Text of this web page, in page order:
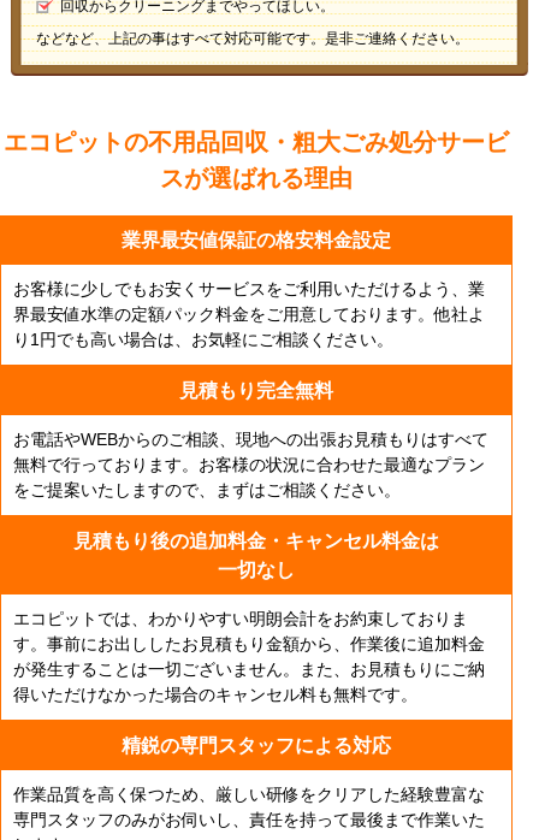
回収からクリーニングまでやってほしい。
などなど、上記の事はすべて対応可能です。是非ご連絡ください。
エコピットの不用品回収・粗大ごみ処分サービ
スが選ばれる理由
業界最安値保証の格安料金設定
お客様に少しでもお安くサービスをご利用いただけるよう、業
界最安値水準の定額パック料金をご用意しております。他社よ
り1円でも高い場合は、お気軽にご相談ください。
見積もり完全無料
お電話やWEBからのご相談、現地への出張お見積もりはすべて
無料で行っております。お客様の状況に合わせた最適なプラン
をご提案いたしますので、まずはご相談ください。
見積もり後の追加料金・ キャンセル料金は
一切なし
エコピットでは、わかりやすい明朗会計をお約束しておりま
す。事前にお出ししたお見積もり金額から、作業後に追加料金
が発生することは一切ございません。また、お見積もりにご納
得いただけなかった場合のキャンセル料も無料です。
精鋭の専門スタッフによる対応
作業品質を高く保つため、厳しい研修をクリアした経験豊富な
専門スタッフのみがお伺いし、責任を持って最後まで作業いた